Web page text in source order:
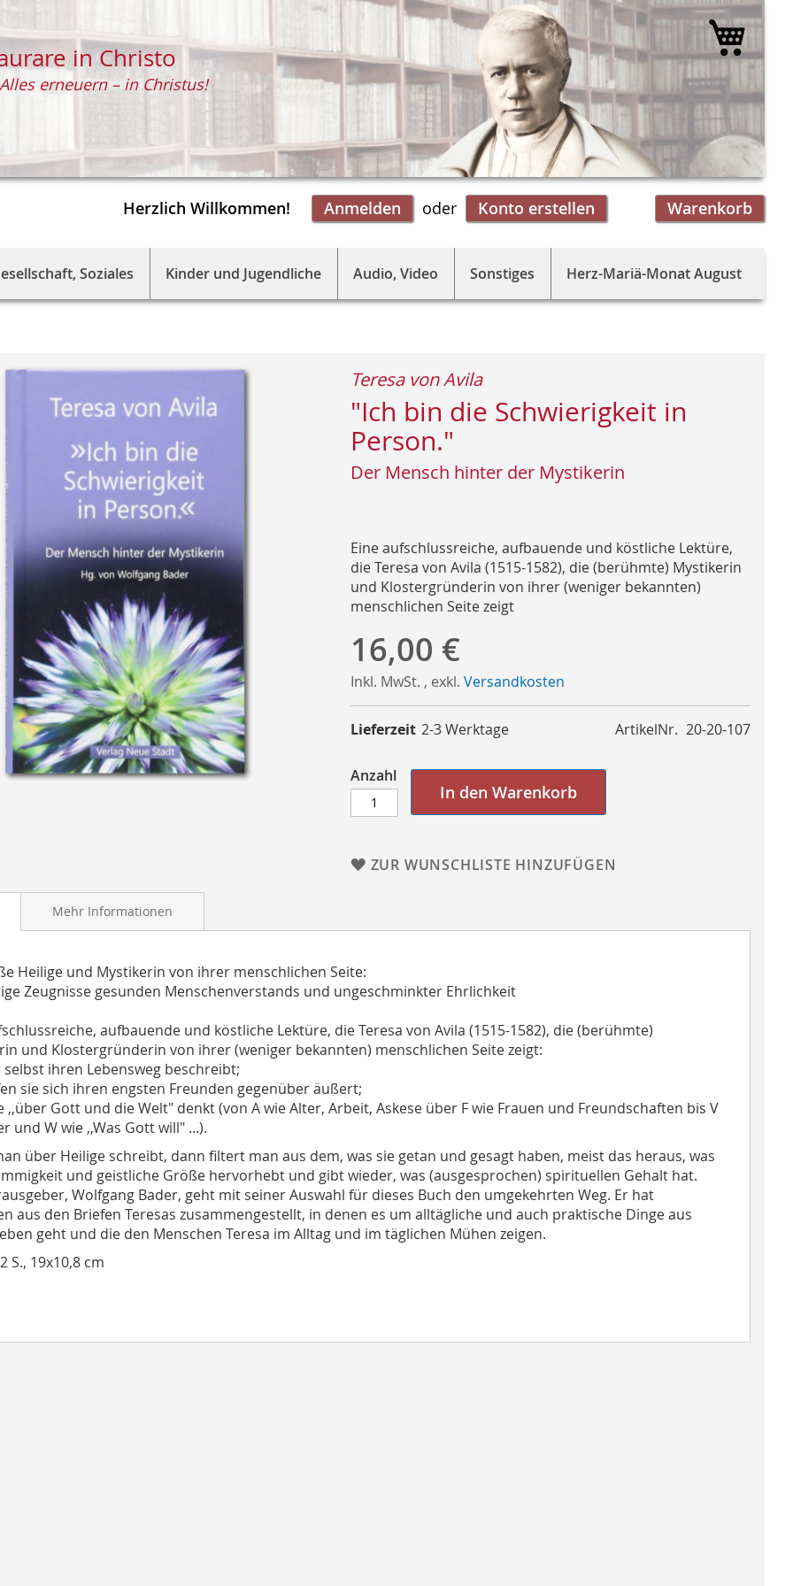
Herzlich Willkommen! Anmelden Warenkorb
Konto erstellen
in Christo
Alles erneuern – in Christus!
Mein
Soziales Kinder und Jugendliche Audio, Video Sonstiges Herz-Mariä-Monat August
"Ich bin die Schwierigkeit in
Person."
Der Mensch hinter der Mystikerin
Teresa von Avila
Eine aufschlussreiche, aufbauende und köstliche Lektüre,
die Teresa von Avila (1515-1582), die (berühmte) Mystikerin
und Klostergründerin von ihrer (weniger bekannten)
menschlichen Seite zeigt
16,00 €
Inkl. MwSt. , exkl. Versandkosten
ArtikelNr. 20-20-107
Lieferzeit 2-3 Werktage
Anzahl
In den Warenkorb
ZUR WUNSCHLISTE HINZUFÜGEN
Heilige und Mystikerin von ihrer menschlichen Seite:
Zeugnisse gesunden Menschenverstands und ungeschminkter Ehrlichkeit
aufbauende und köstliche Lektüre, die Teresa von Avila (1515-1582), die (berühmte)
und Klostergründerin von ihrer (weniger bekannten) menschlichen Seite zeigt:
selbst ihren Lebensweg beschreibt;
sie sich ihren engsten Freunden gegenüber äußert;
,,über Gott und die Welt" denkt (von A wie Alter, Arbeit, Askese über F wie Frauen und Freundschaften bis V
und W wie ,,Was Gott will" ...).
über Heilige schreibt, dann filtert man aus dem, was sie getan und gesagt haben, meist das heraus, was
und geistliche Größe hervorhebt und gibt wieder, was (ausgesprochen) spirituellen Gehalt hat.
Wolfgang Bader, geht mit seiner Auswahl für dieses Buch den umgekehrten Weg. Er hat
aus den Briefen Teresas zusammengestellt, in denen es um alltägliche und auch praktische Dinge aus
geht und die den Menschen Teresa im Alltag und im täglichen Mühen zeigen.
S., 19x10,8 cm
Mehr Informationen